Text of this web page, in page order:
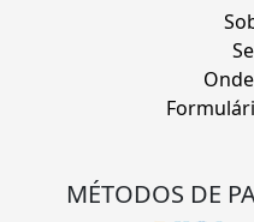
MÉTODOS DE